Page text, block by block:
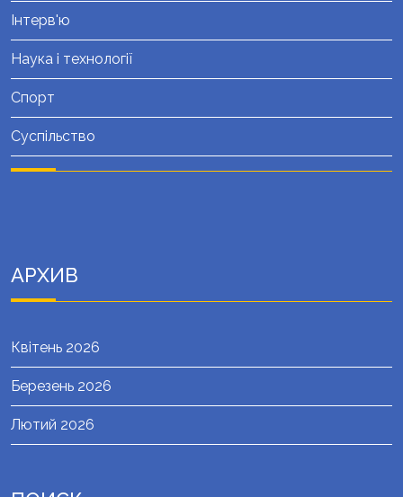
Інтерв'ю
Наука і технології
Спорт
Суспільство
АРХИВ
Квітень 2026
Березень 2026
Лютий 2026